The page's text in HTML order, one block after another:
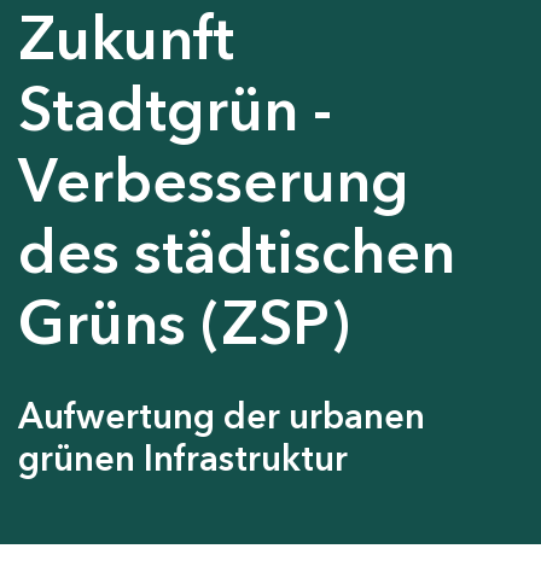
Zukunft
Stadtgrün -
Verbesserung
des städtischen
Grüns (ZSP)
Aufwertung der urbanen
grünen Infrastruktur